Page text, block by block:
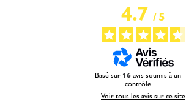
4.7/5
Basé sur 16avis soumis à un
contrôle
Voir tous les avis sur ce site